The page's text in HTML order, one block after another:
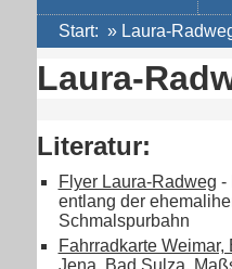
Start: » Laura-
Laura-
Literatur:
Flyer Laura-Radweg -
entlang der
Schmalspurbahn
Fahrradkarte Weimar,
Jena, Bad Sulza,